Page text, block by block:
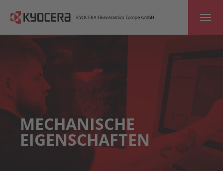
Skip to main content
MECHANISCHE
EIGENSCHAFTEN